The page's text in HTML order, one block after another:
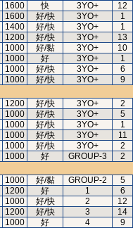
1600 快 3YO+
12
1600 好/快 3YO+
1
1400 好/快 3YO+
1
1200 好/快 3YO+
13
1000 好/黏 3YO+
10
1000 好 3YO+
1
1000 好/快 3YO+
6
1000 好/快 3YO+
9
1200 好/快 3YO+
2
1000 好/快 3YO+
5
1000 好/快 3YO+
1
1000 好/快 3YO+
11
1000 好/快 3YO+
2
1000 好 GROUP-3
2
1000 好/黏 GROUP-2
5
1200 好 1
6
1000 好/快 2
12
1200 好/快 3
14
1000 好 4 9